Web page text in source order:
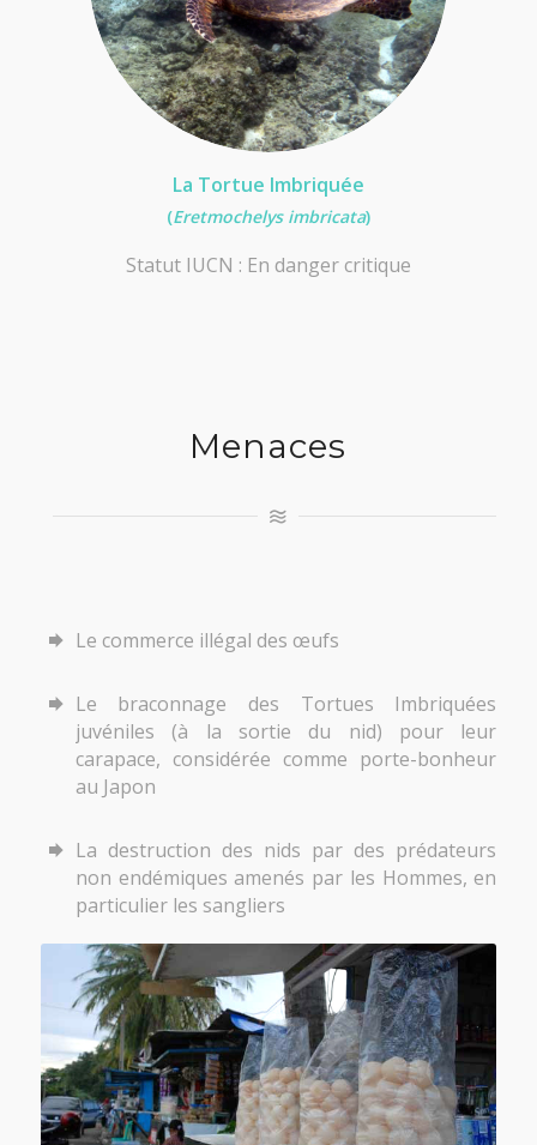
La Tortue Imbriquée
(Eretmochelys imbricata)
Statut IUCN : En danger critique
Menaces
Le commerce illégal des œufs
Le braconnage des Tortues Imbriquées
juvéniles (à la sortie du nid) pour leur
carapace, considérée comme porte-bonheur
au Japon
La destruction des nids par des prédateurs
non endémiques amenés par les Hommes, en
particulier les sangliers